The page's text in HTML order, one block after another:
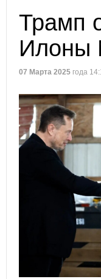
Трамп
Илоны
07 Марта 2025 года